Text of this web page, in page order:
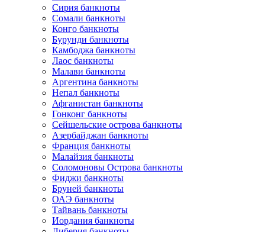
Сирия банкноты
Сомали банкноты
Конго банкноты
Бурунди банкноты
Камбоджа банкноты
Лаос банкноты
Малави банкноты
Аргентина банкноты
Непал банкноты
Афганистан банкноты
Гонконг банкноты
Сейшельские острова банкноты
Азербайджан банкноты
Франция банкноты
Малайзия банкноты
Соломоновы Острова банкноты
Фиджи банкноты
Бруней банкноты
ОАЭ банкноты
Тайвань банкноты
Иордания банкноты